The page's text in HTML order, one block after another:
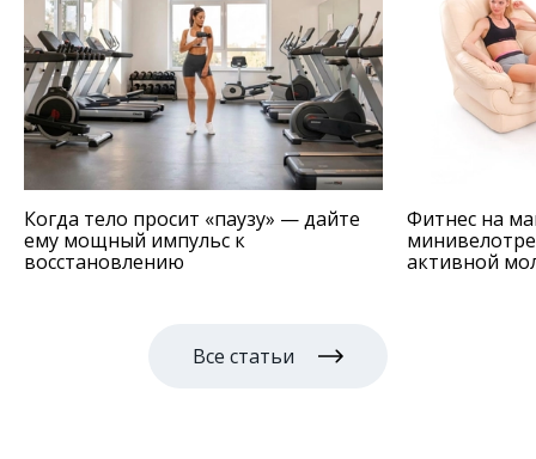
Когда тело просит «паузу» — дайте
ему мощный импульс к
восстановлению
Фитнес на
активной
Все статьи